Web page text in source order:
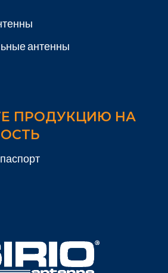
антенны
ПРОДУКЦИЮ НА